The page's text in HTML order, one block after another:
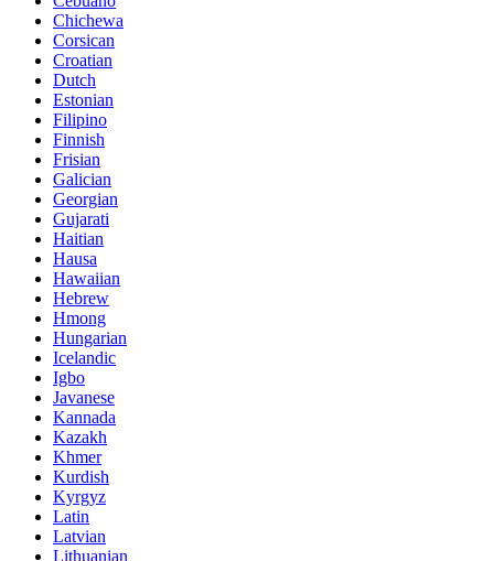
Chichewa
Corsican
Croatian
Dutch
Estonian
Filipino
Finnish
Frisian
Galician
Georgian
Gujarati
Haitian
Hausa
Hawaiian
Hebrew
Hmong
Hungarian
Icelandic
Igbo
Javanese
Kannada
Kazakh
Khmer
Kurdish
Kyrgyz
Latin
Latvian
Lithuanian